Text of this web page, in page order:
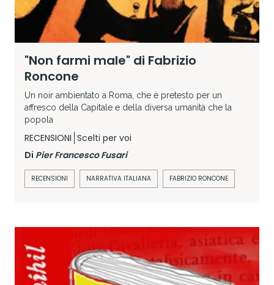
"Non farmi male" di Fabrizio
Roncone
Un noir ambientato a Roma, che è pretesto per un
affresco della Capitale e della diversa umanità che la
popola
RECENSIONI Scelti per voi
Di Pier Francesco Fusari
RECENSIONI NARRATIVA ITALIANA FABRIZIO RONCONE